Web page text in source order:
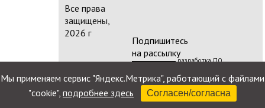
Все права
защищены,
2026 г
Подпишитесь
на рассылку
разработка ПО
сайта
Мы применяем сервис "Яндекс.Метрика", работающий с файлами
"cookie", подробнее здесь Согласен/согласна